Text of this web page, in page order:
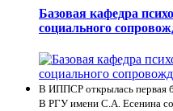
Базовая кафедра
социального
В ИППСР открылась первая
В РГУ имени С.А. Есенина